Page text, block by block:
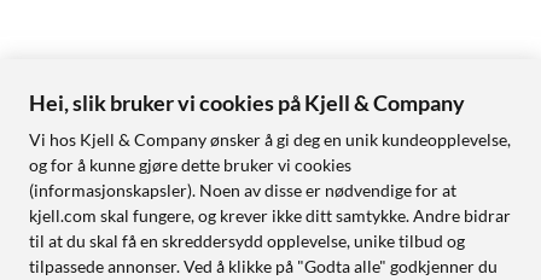
Hei, slik bruker vi cookies på Kjell & Company
Vi hos Kjell & Company ønsker å gi deg en unik kundeopplevelse,
og for å kunne gjøre dette bruker vi cookies
(informasjonskapsler). Noen av disse er nødvendige for at
kjell.com skal fungere, og krever ikke ditt samtykke. Andre bidrar
til at du skal få en skreddersydd opplevelse, unike tilbud og
tilpassede annonser. Ved å klikke på "Godta alle" godkjenner du